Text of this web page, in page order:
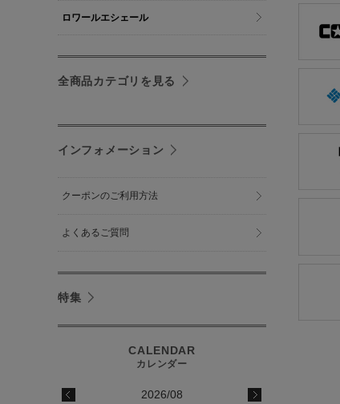
ロワールエシェール
全商品カテゴリを見る
インフォメーション
クーポンのご利用方法
よくあるご質問
特集
2026/08